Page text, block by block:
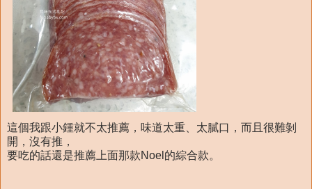
這個我跟小鍾就不太推薦，味道太重、太膩口，而且很難剝
開，沒有推，
要吃的話還是推薦上面那款Noel的綜合款。